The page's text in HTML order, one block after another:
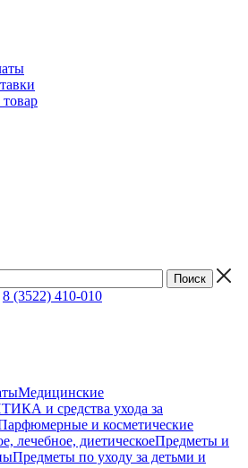
8 (3522) 410-010
Медицинские
и средства ухода за
и косметические
лечебное, диетическоеПредметы и
Предметы по уходу за детьми и